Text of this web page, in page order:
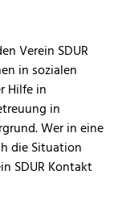
Verein SDUR
in sozialen
Hilfe in
in
Wer in eine
die Situation
SDUR Kontakt